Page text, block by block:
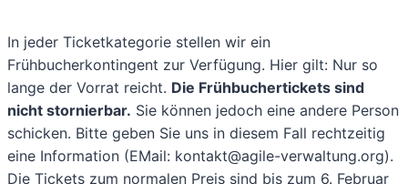
In jeder Ticketkategorie stellen wir ein
Frühbucherkontingent zur Verfügung. Hier gilt: Nur so
lange der Vorrat reicht. Die Frühbuchertickets sind
nicht stornierbar. Sie können jedoch eine andere Person
schicken. Bitte geben Sie uns in diesem Fall rechtzeitig
eine Information (EMail: kontakt@agile-verwaltung.org).
Die Tickets zum normalen Preis sind bis zum 6. Februar